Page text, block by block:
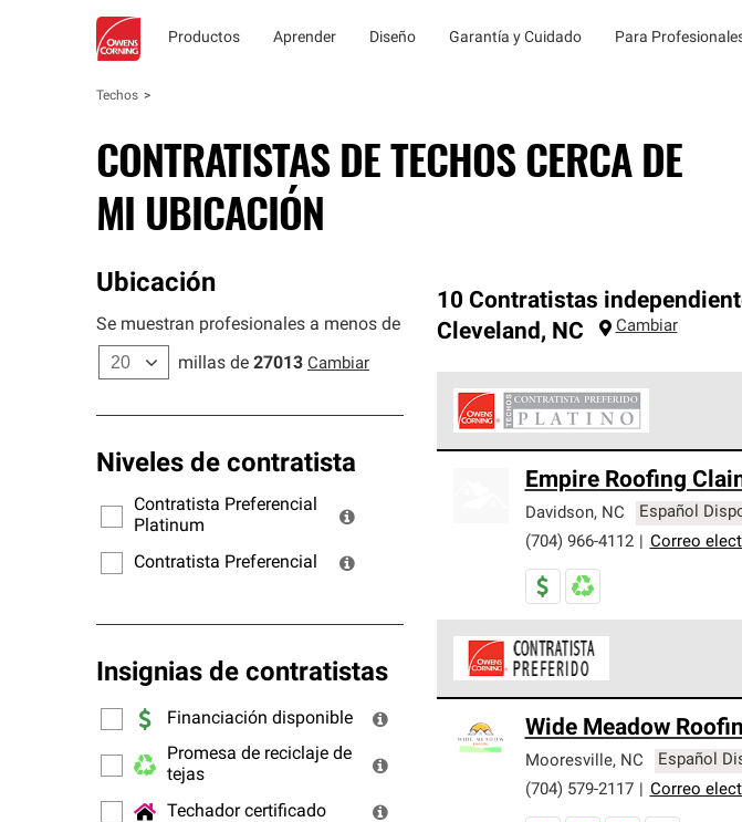
Productos Aprender Diseño Garantía y Cuidado Para
Techos
CONTRATISTAS DE TECHOS CERCA DE
MI UBICACIÓN
Ubicación
Se muestran profesionales a menos de
millas de 27013 Cambiar
Niveles de contratista
Contratista Preferencial
Platinum
Contratista Preferencial
Insignias de contratistas
Financiación disponible
Promesa de reciclaje de
tejas
Techador certificado
10 Contratistas
Cleveland , NC Cambiar
cumplen con estándares estrictos
ofrecer nuestra mejor garantía de
Empire Roofing
Davidson, NC
Español
(704) 966-4112
Correo
cumplen con altos estándares y
Wide Meadow
Mooresville, NC
Español
(704) 579-2117
Correo